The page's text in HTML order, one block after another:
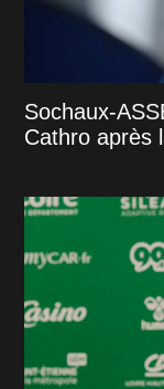
Sochaux-
Cathro après